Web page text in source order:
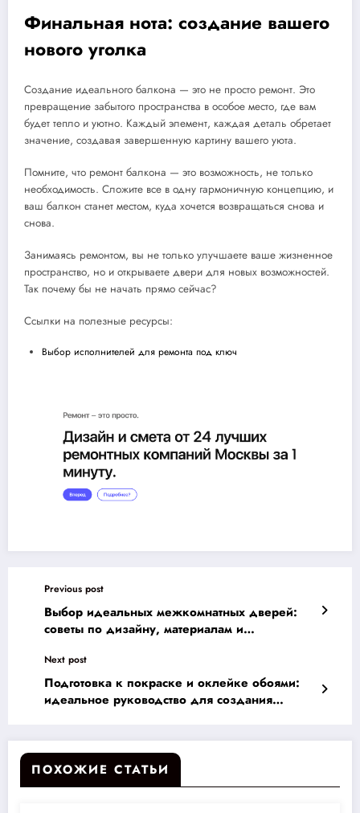
Финальная нота: создание вашего
нового уголка
Создание идеального балкона — это не просто ремонт. Это
превращение забытого пространства в особое место, где вам
будет тепло и уютно. Каждый элемент, каждая деталь обретает
значение, создавая завершенную картину вашего уюта.
Помните, что ремонт балкона — это возможность, не только
необходимость. Сложите все в одну гармоничную концепцию, и
ваш балкон станет местом, куда хочется возвращаться снова и
снова.
Занимаясь ремонтом, вы не только улучшаете ваше жизненное
пространство, но и открываете двери для новых возможностей.
Так почему бы не начать прямо сейчас?
Ссылки на полезные ресурсы:
Выбор исполнителей для ремонта под ключ
Previous post
Выбор идеальных межкомнатных дверей:
советы по дизайну, материалам и
Next post
Подготовка к покраске и оклейке обоями:
идеальное руководство для создания
ПОХОЖИЕ СТАТЬИ